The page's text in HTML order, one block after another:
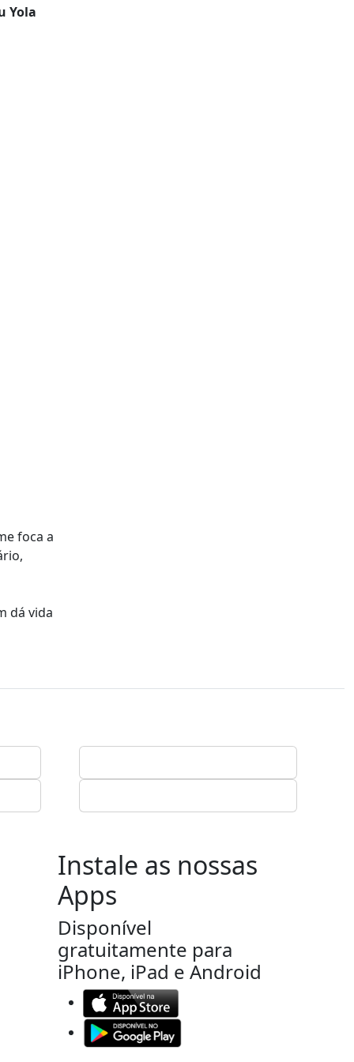
Yola
foca a
dá vida
Instale as nossas
Apps
Disponível
gratuitamente para
iPhone, iPad e Android